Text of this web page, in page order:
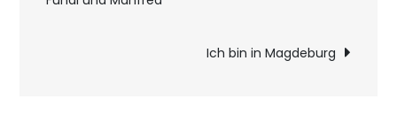
heftigem
Ich bin in Magdeburg